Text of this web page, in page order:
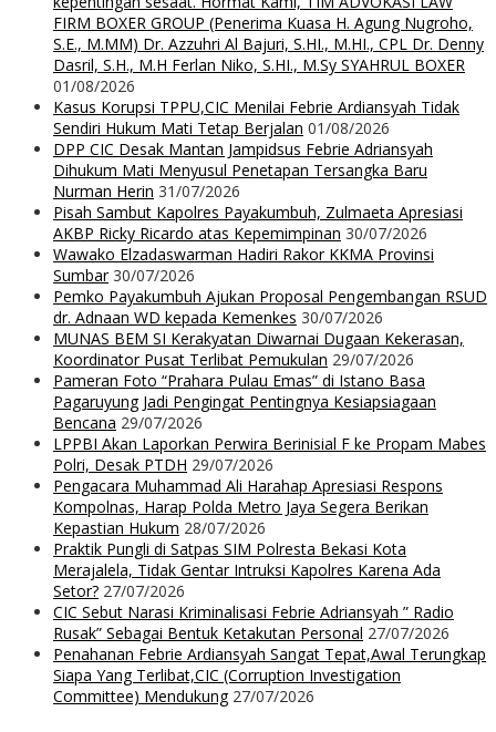
FIRM BOXER GROUP (Penerima Kuasa H. Agung Nugroho,
S.E., M.MM) Dr. Azzuhri Al Bajuri, S.HI., M.HI., CPL Dr. Denny
Dasril, S.H., M.H Ferlan Niko, S.HI., M.Sy SYAHRUL BOXER
01/08/2026
Kasus Korupsi TPPU,CIC Menilai Febrie Ardiansyah Tidak
Sendiri Hukum Mati Tetap Berjalan 01/08/2026
DPP CIC Desak Mantan Jampidsus Febrie Adriansyah
Dihukum Mati Menyusul Penetapan Tersangka Baru
Nurman Herin 31/07/2026
Pisah Sambut Kapolres Payakumbuh, Zulmaeta Apresiasi
AKBP Ricky Ricardo atas Kepemimpinan 30/07/2026
Wawako Elzadaswarman Hadiri Rakor KKMA Provinsi
Sumbar 30/07/2026
Pemko Payakumbuh Ajukan Proposal Pengembangan RSUD
dr. Adnaan WD kepada Kemenkes 30/07/2026
MUNAS BEM SI Kerakyatan Diwarnai Dugaan Kekerasan,
Koordinator Pusat Terlibat Pemukulan 29/07/2026
Pameran Foto “Prahara Pulau Emas” di Istano Basa
Pagaruyung Jadi Pengingat Pentingnya Kesiapsiagaan
Bencana 29/07/2026
LPPBI Akan Laporkan Perwira Berinisial F ke Propam Mabes
Polri, Desak PTDH 29/07/2026
Pengacara Muhammad Ali Harahap Apresiasi Respons
Kompolnas, Harap Polda Metro Jaya Segera Berikan
Kepastian Hukum 28/07/2026
Praktik Pungli di Satpas SIM Polresta Bekasi Kota
Merajalela, Tidak Gentar Intruksi Kapolres Karena Ada
Setor? 27/07/2026
CIC Sebut Narasi Kriminalisasi Febrie Adriansyah ” Radio
Rusak” Sebagai Bentuk Ketakutan Personal 27/07/2026
Penahanan Febrie Ardiansyah Sangat Tepat,Awal Terungkap
Siapa Yang Terlibat,CIC (Corruption Investigation
Committee) Mendukung 27/07/2026